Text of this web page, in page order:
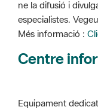
ne la difusió i
especialistes.
Més informació :
Centre
Equipament